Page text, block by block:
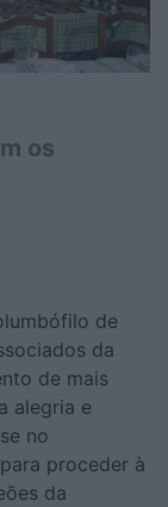
os
de
da
de mais
alegria e
no
proceder à
da